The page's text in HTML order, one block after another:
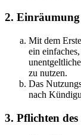
2.
Mit dem
ein
zu nutzen.
Das
nach
3. Pflichten des